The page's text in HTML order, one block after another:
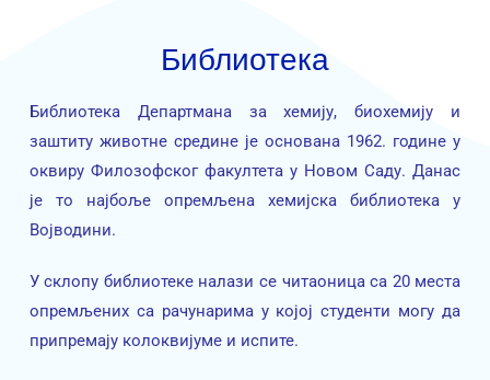
Библиотека
Библиотека Департмана за хемију, биохемију и
заштиту животне средине је основана 1962. године у
оквиру Филозофског факултета у Новом Саду. Данас
је то најбоље опремљена хемијска библиотека у
Војводини.
У склопу библиотеке налази се читаоница са 20 места
опремљених са рачунарима у којој студенти могу да
припремају колоквијуме и испите.